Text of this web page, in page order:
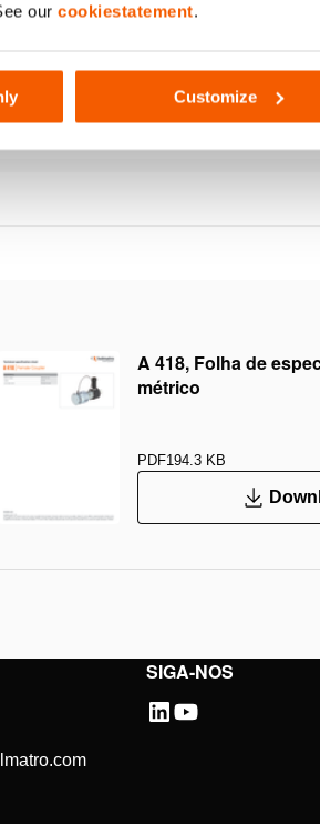
our cookiestatement.
Customize
A 418, Folha de
métrico
PDF194.3 KB
SIGA-NOS